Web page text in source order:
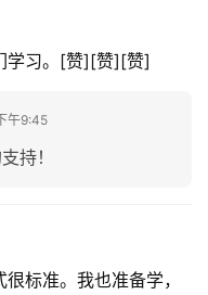
学习。[赞][赞][赞]
午9:45
持！
标准。我也准备学，